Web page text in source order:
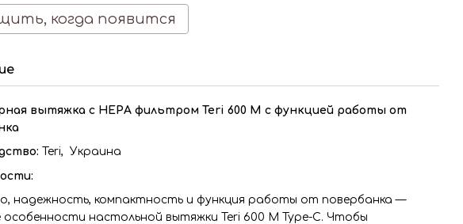
когда появится
вытяжка с HEPA фильтром Teri 600 M c функцией работы от
Teri, Украина
надежность, компактность и функция работы от повербанка —
особенности настольной вытяжки Teri 600 M Type-C. Чтобы